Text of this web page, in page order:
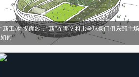
“新工体”揭面纱：“新”在哪？相比全球豪门俱乐部主场
如何